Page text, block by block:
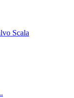
Scala